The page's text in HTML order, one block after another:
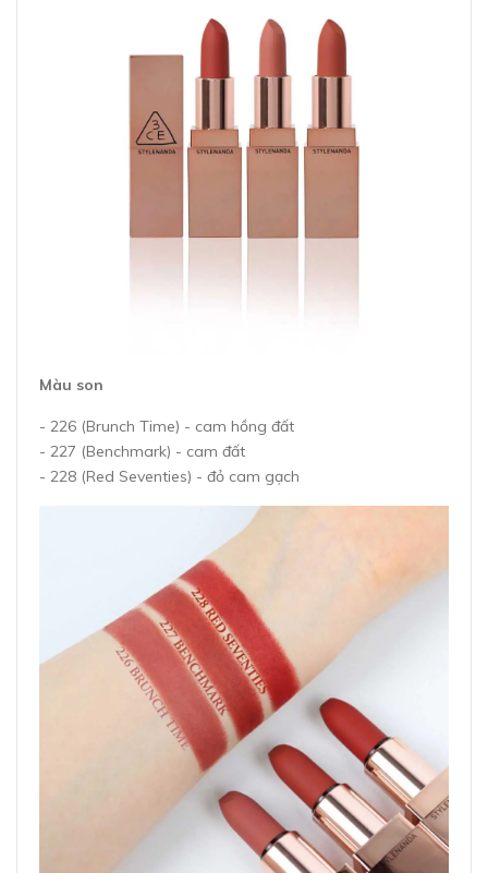
Màu son
- 226 (Brunch Time) - cam hồng đất
- 227 (Benchmark) - cam đất
- 228 (Red Seventies) - đỏ cam gạch